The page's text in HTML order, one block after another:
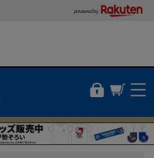
powered by